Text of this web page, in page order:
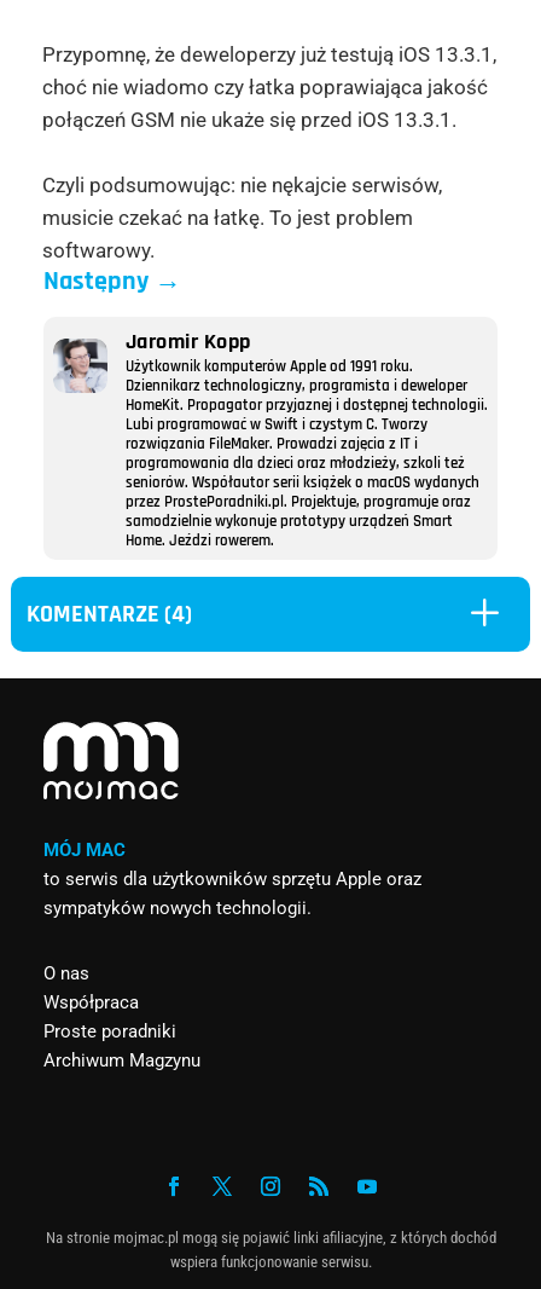
Przypomnę, że deweloperzy już testują iOS 13.3.1,
choć nie wiadomo czy łatka poprawiająca jakość
połączeń GSM nie ukaże się przed iOS 13.3.1.
Czyli podsumowując: nie nękajcie serwisów,
musicie czekać na łatkę. To jest problem
softwarowy.
Następny→
Jaromir Kopp
Użytkownik komputerów Apple od 1991 roku.
Dziennikarz technologiczny, programista i deweloper
HomeKit. Propagator przyjaznej i dostępnej technologii.
Lubi programować w Swift i czystym C. Tworzy
rozwiązania FileMaker. Prowadzi zajęcia z IT i
programowania dla dzieci oraz młodzieży, szkoli też
seniorów. Współautor serii książek o macOS wydanych
przez ProstePoradniki.pl. Projektuje, programuje oraz
samodzielnie wykonuje prototypy urządzeń Smart
Home. Jeździ rowerem.
KOMENTARZE (4) L
MÓJ MAC
to serwis dla użytkowników sprzętu Apple oraz
sympatyków nowych technologii.
O nas
Współpraca
Proste poradniki
Archiwum Magzynu
Na stronie mojmac.pl mogą się pojawić linki afiliacyjne, z których dochód
wspiera funkcjonowanie serwisu.